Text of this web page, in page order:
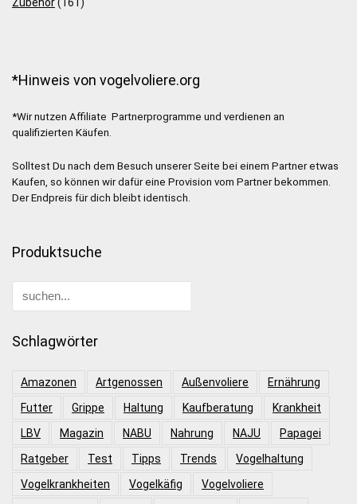
*Hinweis von vogelvoliere.org
*Wir nutzen Affiliate Partnerprogramme und verdienen an
qualifizierten Käufen.
Solltest Du nach dem Besuch unserer Seite bei einem Partner etwas
Kaufen, so können wir dafür eine Provision vom Partner bekommen.
Der Endpreis für dich bleibt identisch.
Produktsuche
Schlagwörter
Amazonen Artgenossen Außenvoliere
Ernährung
Futter
Grippe Haltung Kaufberatung
Krankheit
LBV
Magazin NABU Nahrung NAJU
Papagei
Ratgeber
Test Tipps Trends
Vogelhaltung
Vogelkrankheiten
Vogelkäfig
Vogelvoliere